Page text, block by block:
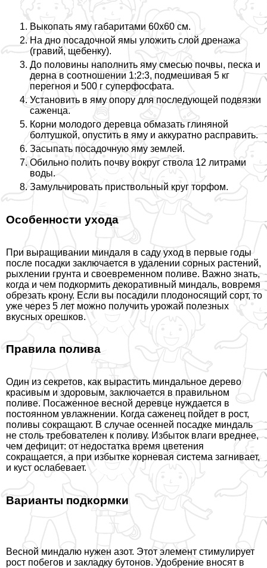
Выкопать яму габаритами 60х60 см.
На дно посадочной ямы уложить слой дренажа
(гравий, щебенку).
До половины наполнить яму смесью почвы, песка и
дерна в соотношении 1:2:3, подмешивая 5 кг
перегноя и 500 г суперфосфата.
Установить в яму опору для последующей подвязки
саженца.
Корни молодого деревца обмазать глиняной
болтушкой, опустить в яму и аккуратно расправить.
Засыпать посадочную яму землей.
Обильно полить почву вокруг ствола 12 литрами
воды.
Замульчировать приствольный круг торфом.
Особенности ухода
При выращивании миндаля в саду уход в первые годы
после посадки заключается в удалении сорных растений,
рыхлении грунта и своевременном поливе. Важно знать,
когда и чем подкормить декоративный миндаль, вовремя
обрезать крону. Если вы посадили плодоносящий сорт, то
уже через 5 лет можно получить урожай полезных
вкусных орешков.
Правила полива
Один из секретов, как вырастить миндальное дерево
красивым и здоровым, заключается в правильном
поливе. Посаженное весной деревце нуждается в
постоянном увлажнении. Когда саженец пойдет в рост,
поливы сокращают. В случае осенней посадке миндаль
не столь требователен к поливу. Избыток влаги вреднее,
чем дефицит: от недостатка время цветения
сокращается, а при избытке корневая система загнивает,
и куст ослабевает.
Варианты подкормки
Весной миндалю нужен азот. Этот элемент стимулирует
рост побегов и закладку бутонов. Удобрение вносят в